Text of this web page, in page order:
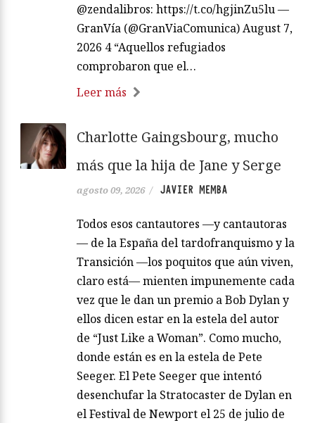
@zendalibros: https://t.co/hgjinZu5lu —
GranVía (@GranViaComunica) August 7,
2026 4 “Aquellos refugiados
comprobaron que el…
Leer más
Charlotte Gaingsbourg, mucho
más que la hija de Jane y Serge
agosto 09, 2026 / JAVIER MEMBA
Todos esos cantautores —y cantautoras
— de la España del tardofranquismo y la
Transición —los poquitos que aún viven,
claro está— mienten impunemente cada
vez que le dan un premio a Bob Dylan y
ellos dicen estar en la estela del autor
de “Just Like a Woman”. Como mucho,
donde están es en la estela de Pete
Seeger. El Pete Seeger que intentó
desenchufar la Stratocaster de Dylan en
el Festival de Newport el 25 de julio de